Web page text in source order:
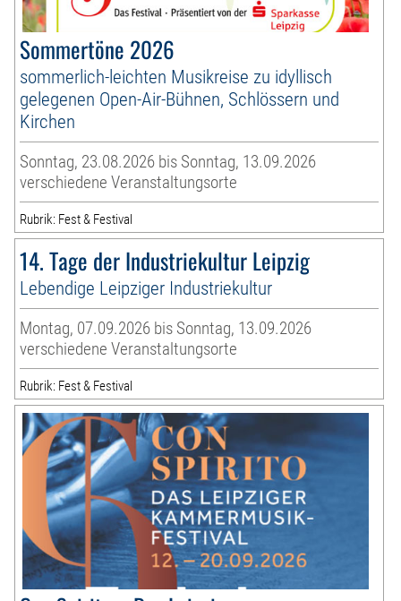
Sommertöne 2026
sommerlich-leichten Musikreise zu idyllisch
gelegenen Open-Air-Bühnen, Schlössern und
Kirchen
Sonntag, 23.08.2026 bis Sonntag, 13.09.2026
verschiedene Veranstaltungsorte
Rubrik: Fest & Festival
14. Tage der Industriekultur Leipzig
Lebendige Leipziger Industriekultur
Montag, 07.09.2026 bis Sonntag, 13.09.2026
verschiedene Veranstaltungsorte
Rubrik: Fest & Festival